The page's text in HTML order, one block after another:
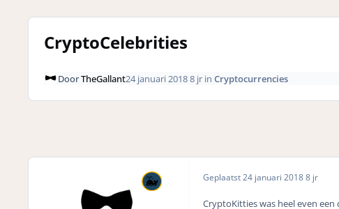
CryptoCelebrities
DoorTheGallant24 januari 20188 jrin Cryptocurrencies
Geplaatst24 januari 20188 jr
CryptoKittieswas heel even een